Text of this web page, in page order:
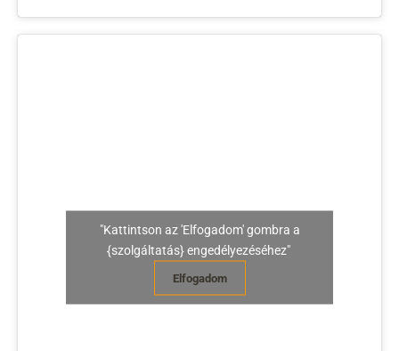
"Kattintson az 'Elfogadom' gombra a
{szolgáltatás} engedélyezéséhez"
Elfogadom